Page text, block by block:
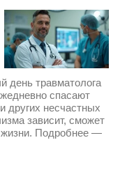
день травматолога
спасают
других несчастных
зависит, сможет
жизни. Подробнее —